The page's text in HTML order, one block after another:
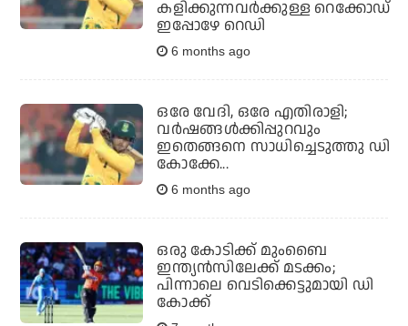
കളിക്കുന്നവര്‍ക്കുള്ള റെക്കോഡ്
ഇപ്പോഴേ റെഡി
6 months ago
ഒരേ വേദി, ഒരേ എതിരാളി;
വര്‍ഷങ്ങള്‍ക്കിപ്പുറവും
ഇതെങ്ങനെ സാധിച്ചെടുത്തു ഡി
കോക്കേ...
6 months ago
ഒരു കോടിക്ക് മുംബൈ
ഇന്ത്യന്‍സിലേക്ക് മടക്കം;
പിന്നാലെ വെടിക്കെട്ടുമായി ഡി
കോക്ക്